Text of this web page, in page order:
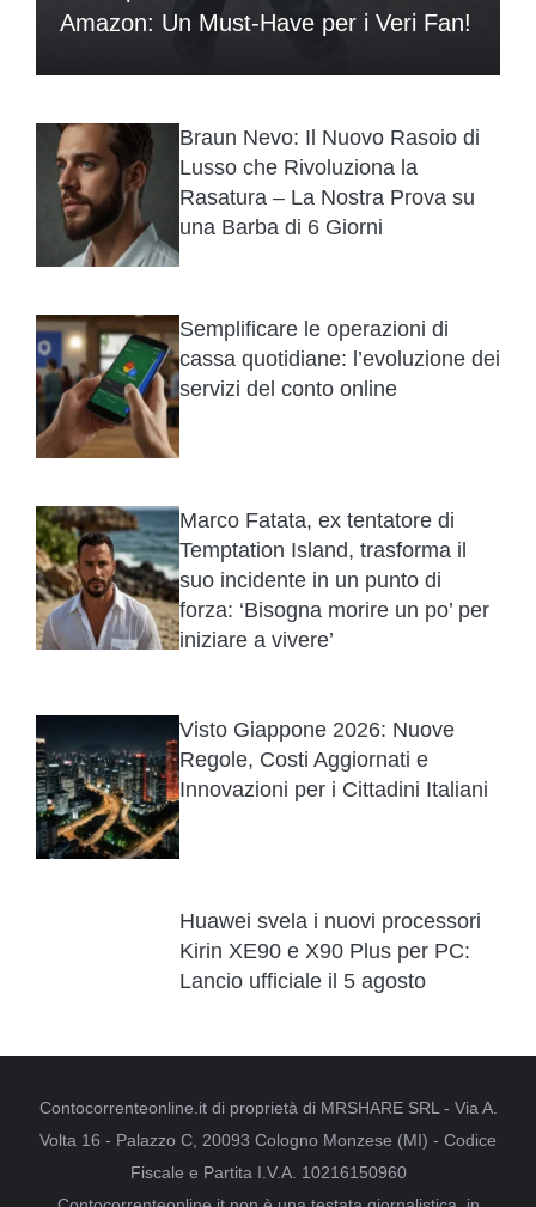
Amazon: Un Must-Have per i Veri Fan!
Braun Nevo: Il Nuovo Rasoio di
Lusso che Rivoluziona la
Rasatura – La Nostra Prova su
una Barba di 6 Giorni
Semplificare le operazioni di
cassa quotidiane: l’evoluzione dei
servizi del conto online
Marco Fatata, ex tentatore di
Temptation Island, trasforma il
suo incidente in un punto di
forza: ‘Bisogna morire un po’ per
iniziare a vivere’
Visto Giappone 2026: Nuove
Regole, Costi Aggiornati e
Innovazioni per i Cittadini Italiani
Huawei svela i nuovi processori
Kirin XE90 e X90 Plus per PC:
Lancio ufficiale il 5 agosto
Contocorrenteonline.it di proprietà di MRSHARE SRL - Via A.
Volta 16 - Palazzo C, 20093 Cologno Monzese (MI) - Codice
Fiscale e Partita I.V.A. 10216150960